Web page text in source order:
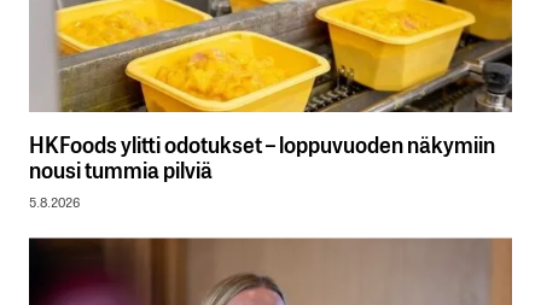
HKFoods ylitti odotukset – loppuvuoden näkymiin
nousi tummia pilviä
5.8.2026